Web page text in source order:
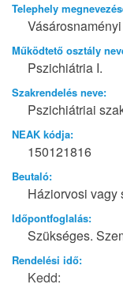
Telephely
Működtető osztály
Pszichiátria I.
Szakrendelés neve:
Pszichiátriai
NEAK kódja:
150121816
Beutaló:
Háziorvosi vagy
Időpontfoglalás:
Szükséges.
Rendelési idő:
Kedd: